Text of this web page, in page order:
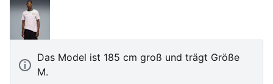
PUMA White-Wild Green
Das Model ist 185 cm groß und trägt Größe
M.